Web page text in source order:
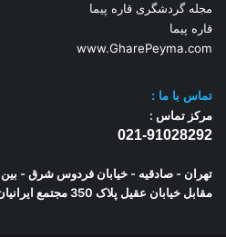
مجله گردشگری قاره پیما
قاره پیما
www.GharePeyma.com
تماس با ما :
مرکز تماس :
021-91028292
تهران - صادقیه - خیابان فردوس شرق -
مقابل خیابان عقیل پلاک 350 مجتمع ایرانیان طبقه دوم واحد 5